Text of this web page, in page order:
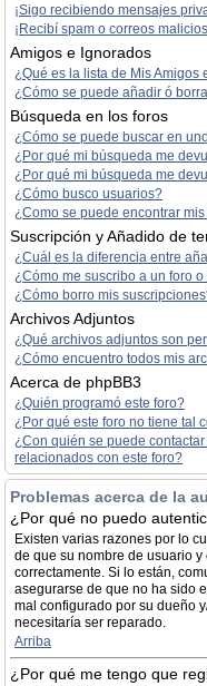
¡Sigo recibiendo mensajes
¡Recibí spam o correos
Amigos e Ignorados
¿Qué es la lista de Mis Amigos
¿Cómo se puede añadir ó
Búsqueda en los foros
¿Cómo se puede buscar en
¿Por qué mi búsqueda me
¿Por qué mi búsqueda me
¿Cómo busco usuarios?
¿Como se puede encontrar
Suscripción y Añadido de
¿Cuál es la diferencia entre
¿Cómo me suscribo a un foro
¿Cómo borro mis
Archivos Adjuntos
¿Qué archivos adjuntos son
¿Cómo encuentro todos mis
Acerca de phpBB3
¿Quién programó este foro?
¿Por qué este foro no tiene tal
¿Con quién se puede
relacionados con este foro?
Problemas acerca de la
¿Por qué no puedo
Existen varias razones por lo
de que su nombre de usuario
correctamente. Si lo están,
asegurarse de que no ha sido
mal configurado por su dueño
necesitaría ser reparado.
Arriba
¿Por qué me tengo que